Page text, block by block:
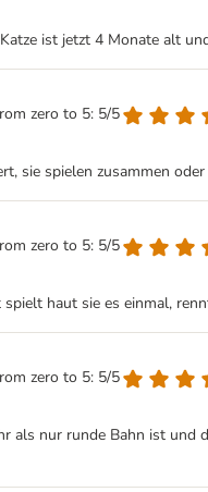
ist jetzt 4 Monate alt
zero to 5: 5/5
sie spielen zusammen
zero to 5: 5/5
haut sie es einmal,
zero to 5: 5/5
als nur runde Bahn ist und